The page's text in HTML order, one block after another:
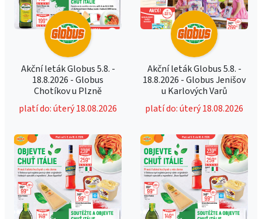
Akční leták Globus 5.8. -
18.8.2026 - Globus
Chotíkov u Plzně
platí do: úterý 18.08.2026
Akční leták Globus 5.8. -
18.8.2026 - Globus Jenišov
u Karlových Varů
platí do: úterý 18.08.2026